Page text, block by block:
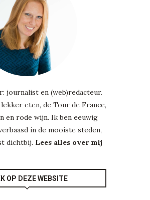
journalist en (web)redacteur.
eten, de Tour de France,
en rode wijn. Ik ben eeuwig
in de mooiste steden,
dichtbij. Lees alles over mij
OP DEZE WEBSITE